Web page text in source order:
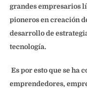
grandes empresarios
pioneros en creación
desarrollo de
tecnología.
Es por esto que se ha
emprendedores,